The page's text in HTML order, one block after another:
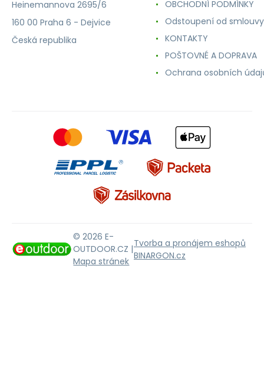
Heinemannova 2695/6
160 00 Praha 6 - Dejvice
Česká republika
OBCHODNÍ PODMÍNKY
Odstoupení od smlouvy
KONTAKTY
POŠTOVNÉ A DOPRAVA
Ochrana osobních
© 2026 E-
OUTDOOR.CZ |
Mapa stránek
Tvorba a pronájem eshopů
BINARGON.cz